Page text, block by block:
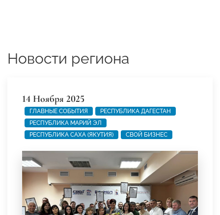
Новости региона
14 Ноября 2025
ГЛАВНЫЕ СОБЫТИЯ
РЕСПУБЛИКА ДАГЕСТАН
РЕСПУБЛИКА МАРИЙ ЭЛ
РЕСПУБЛИКА САХА (ЯКУТИЯ)
СВОЙ БИЗНЕС